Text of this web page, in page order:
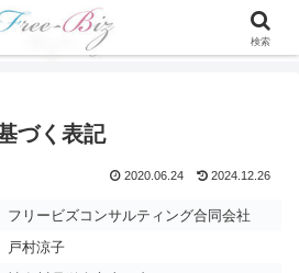
づく表記
2020.06.24 2024.12.26
フリービズコンサルティング合同会社
戸村涼子
検索